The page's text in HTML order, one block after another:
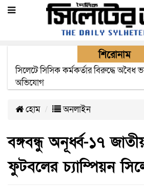
শিরোনাম
২২ ঘণ্টা পর ত্রুটি সেরে জেদ্দার উদ্দেশ্যে
হোম অনলাইন
বঙ্গবন্ধু অনূর্ধ্ব-১৭
ফুটবলের চ্যাম্পিয়ন